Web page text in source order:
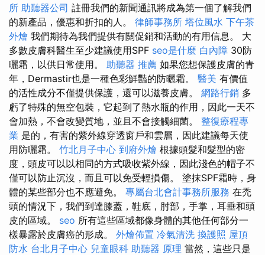
所 助聽器公司 註冊我們的新聞通訊將成為第一個了解我們
的新產品，優惠和折扣的人。 律師事務所 塔位風水 下午茶
外燴 我們期待為我們提供有關促銷和活動的有用信息。 大
多數皮膚科醫生至少建議使用SPF seo是什麼 白內障 30防
曬霜，以供日常使用。 助聽器 推薦 如果您想保護皮膚的青
年，Dermastir也是一種色彩鮮豔的防曬霜。 醫美 有價值
的活性成分不僅提供保護，還可以滋養皮膚。 網路行銷 多
虧了特殊的無空包裝，它起到了熱水瓶的作用，因此一天不
會加熱，不會改變質地，並且不會接觸細菌。 整復療程專
業 是的，有害的紫外線穿透窗戶和雲層，因此建議每天使
用防曬霜。 竹北月子中心 到府外燴 根據頭髮和髮型的密
度，頭皮可以以相同的方式吸收紫外線，因此淺色的帽子不
僅可以防止沉沒，而且可以免受輕損傷。 塗抹SPF霜時，身
體的某些部分也不應避免。 專屬台北會計事務所服務 在禿
頭的情況下，我們到達膝蓋，鞋底，肘部，手掌，耳垂和頭
皮的區域。 seo 所有這些區域都像身體的其他任何部分一
樣暴露於皮膚癌的形成。 外燴佈置 冷氣清洗 換護照 屋頂
防水 台北月子中心 兒童眼科 助聽器 原理 當然，這些只是